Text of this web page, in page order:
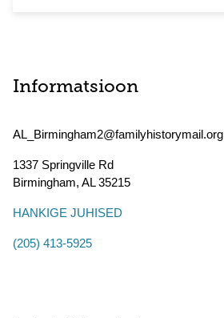
Informatsioon
AL_Birmingham2@familyhistorymail.org
1337 Springville Rd
Birmingham, AL35215
HANKIGE JUHISED
(205) 413-5925